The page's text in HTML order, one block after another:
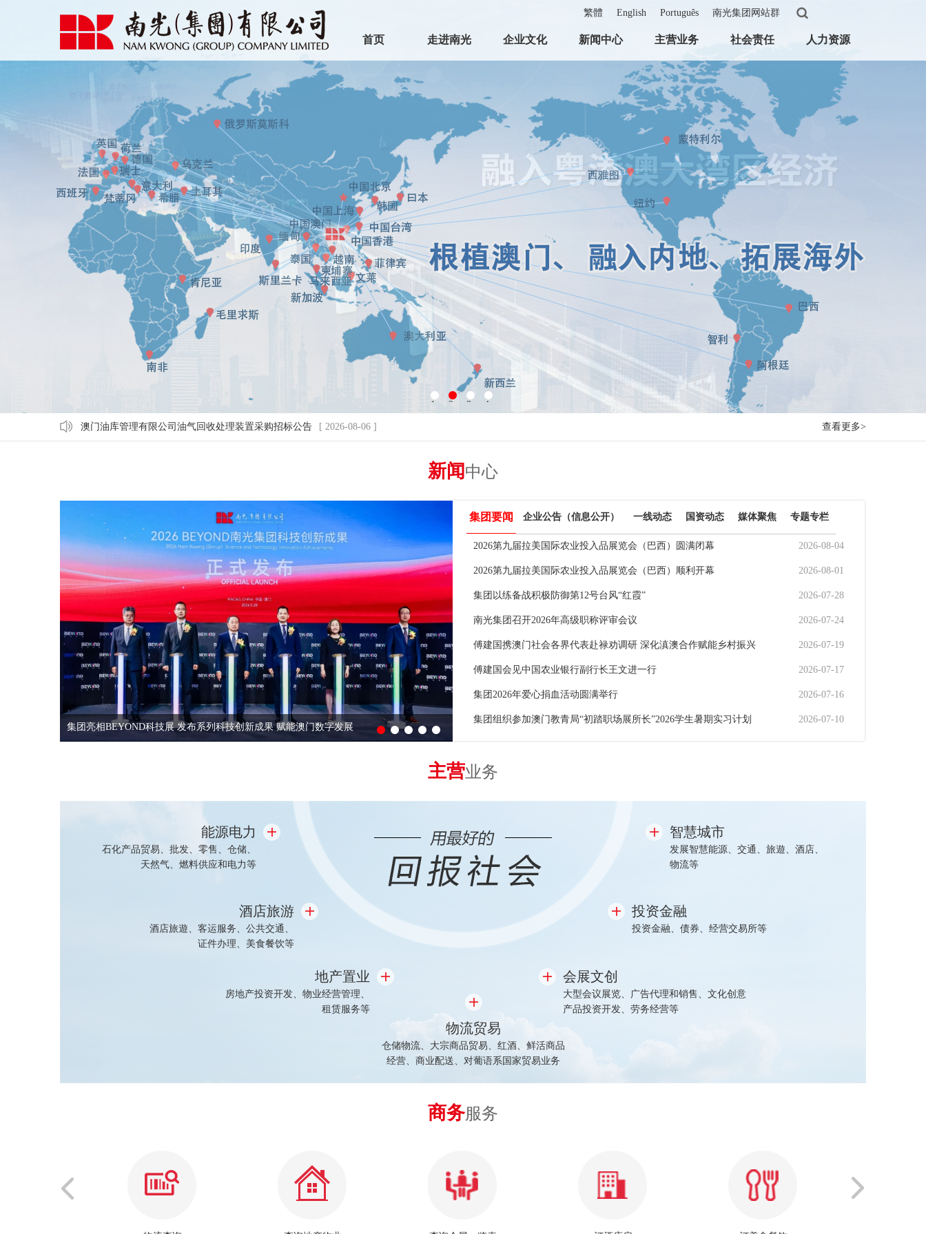
繁體 English Português 南光集团网站群
首页 走进南光 企业文化 新闻中心 主营业务 社会责任 人力资源
1 2 3 4
澳门油库管理有限公司油气回收处理装置采购招标公告 [ 2026-08-06 ] 查看更多>
新闻中心
集团亮相BEYOND科技展 发布系列科技创新成果 赋能澳门数字发展
集团要闻 企业公告（信息公开） 一线动态 国资动态 媒体聚焦 专题专栏
2026-08-04
2026第九届拉美国际农业投入品展览会（巴西）圆满闭幕
2026-08-01
2026第九届拉美国际农业投入品展览会（巴西）顺利开幕
2026-07-28
集团以练备战积极防御第12号台风“红霞”
2026-07-24
南光集团召开2026年高级职称评审会议
2026-07-19
傅建国携澳门社会各界代表赴禄劝调研 深化滇澳合作赋能乡村振兴
2026-07-17
傅建国会见中国农业银行副行长王文进一行
2026-07-16
集团2026年爱心捐血活动圆满举行
2026-07-10
集团组织参加澳门教青局“初踏职场展所长”2026学生暑期实习计划
主营业务
能源电力
石化产品贸易、批发、零售、仓储、
天然气、燃料供应和电力等
酒店旅游
酒店旅遊、客运服务、公共交通、
证件办理、美食餐饮等
地产置业
房地产投资开发、物业经营管理、
租赁服务等
物流贸易
仓储物流、大宗商品贸易、红酒、鲜活商品
经营、商业配送、对葡语系国家贸易业务
会展文创
大型会议展览、广告代理和销售、文化创意
产品投资开发、劳务经营等
投资金融
投资金融、债券、经营交易所等
智慧城市
发展智慧能源、交通、旅遊、酒店、
物流等
商务服务